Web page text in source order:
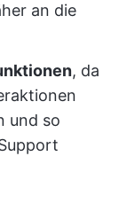
an die
, da
und so